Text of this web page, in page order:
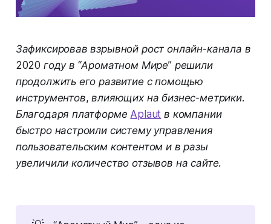
Зафиксировав взрывной рост онлайн-канала в
2020 году в “Ароматном Мире” решили
продолжить его развитие с помощью
инструментов, влияющих на бизнес-метрики.
Благодаря платформе Aplaut в компании
быстро настроили систему управления
пользовательским контентом и в разы
увеличили количество отзывов на сайте.